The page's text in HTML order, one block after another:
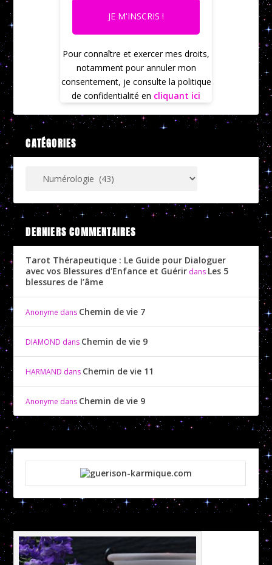
JE M'INSCRIS !
Pour connaître et exercer mes droits,
notamment pour annuler mon
consentement, je consulte la politique
de confidentialité en cliquant ici
CATÉGORIES
DERNIERS COMMENTAIRES
Tarot Thérapeutique : Le Guide pour Dialoguer
avec vos Blessures d'Enfance et Guérir dans Les 5
blessures de l’âme
Anonyme dans Chemin de vie 7
DIAMOND dans Chemin de vie 9
HARMAND dans Chemin de vie 11
Anonyme dans Chemin de vie 9